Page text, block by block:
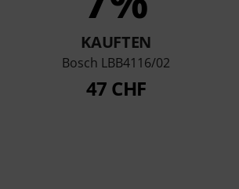
KAUFTEN
Bosch LBB4116/02
47 CHF